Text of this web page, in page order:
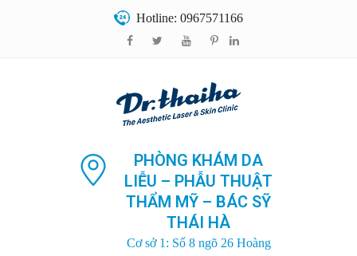
Hotline: 0967571166
PHÒNG KHÁM DA
LIỄU – PHẪU THUẬT
THẨM MỸ – BÁC SỸ
THÁI HÀ
Cơ sở 1: Số 8 ngõ 26 Hoàng